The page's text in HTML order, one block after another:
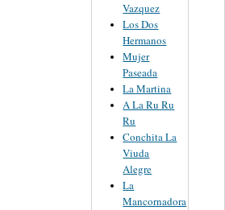
Vazquez
Los Dos
Hermanos
Mujer
Paseada
La Martina
A La Ru Ru
Ru
Conchita La
Viuda
Alegre
La
Mancornadora